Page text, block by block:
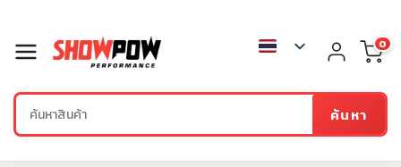
ค้นหา
0